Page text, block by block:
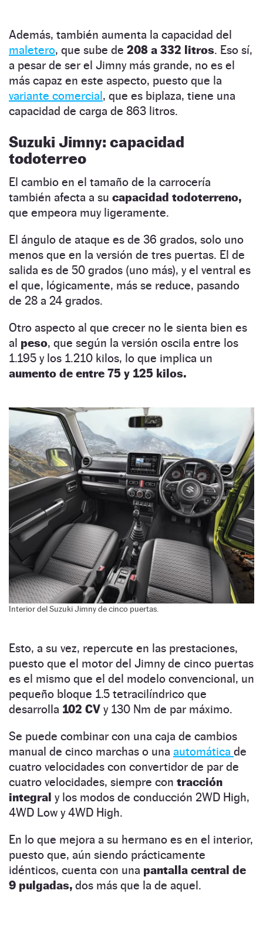
Además, también aumenta la capacidad del
maletero, que sube de 208 a 332 litros. Eso sí,
a pesar de ser el Jimny más grande, no es el
más capaz en este aspecto, puesto que la
variante comercial, que es biplaza, tiene una
capacidad de carga de 863 litros.
Suzuki Jimny: capacidad
todoterreo
El cambio en el tamaño de la carrocería
también afecta a su capacidad todoterreno,
que empeora muy ligeramente.
El ángulo de ataque es de 36 grados, solo uno
menos que en la versión de tres puertas. El de
salida es de 50 grados (uno más), y el ventral es
el que, lógicamente, más se reduce, pasando
de 28 a 24 grados.
Otro aspecto al que crecer no le sienta bien es
al peso, que según la versión oscila entre los
1.195 y los 1.210 kilos, lo que implica un
aumento de entre 75 y 125 kilos.
Interior del Suzuki Jimny de cinco puertas.
Esto, a su vez, repercute en las prestaciones,
puesto que el motor del Jimny de cinco puertas
es el mismo que el del modelo convencional, un
pequeño bloque 1.5 tetracilíndrico que
desarrolla 102 CV y 130 Nm de par máximo.
Se puede combinar con una caja de cambios
manual de cinco marchas o una automática de
cuatro velocidades con convertidor de par de
cuatro velocidades, siempre con tracción
integral y los modos de conducción 2WD High,
4WD Low y 4WD High.
En lo que mejora a su hermano es en el interior,
puesto que, aún siendo prácticamente
idénticos, cuenta con una pantalla central de
9 pulgadas, dos más que la de aquel.